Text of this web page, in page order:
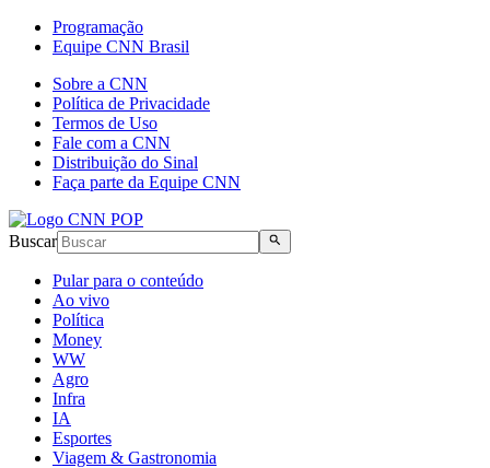
Programação
Equipe CNN Brasil
Sobre a CNN
Política de Privacidade
Termos de Uso
Fale com a CNN
Distribuição do Sinal
Faça parte da Equipe CNN
Buscar
Pular para o conteúdo
Ao vivo
Política
Money
WW
Agro
Infra
IA
Esportes
Viagem & Gastronomia